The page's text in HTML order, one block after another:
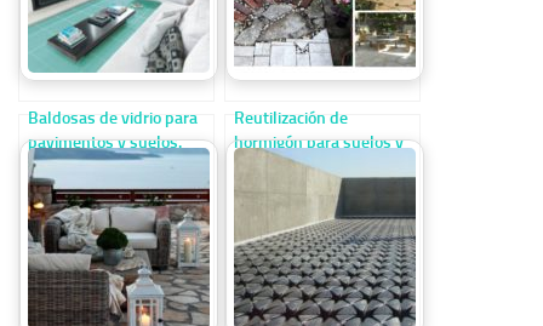
Baldosas de vidrio para
pavimentos y suelos.
Reutilización de
hormigón para suelos y
pavimentos